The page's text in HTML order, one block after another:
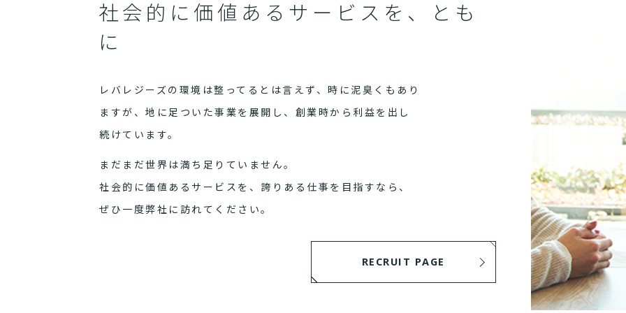
社会的に価値あるサービスを、とも
に
レバレジーズの環境は整ってるとは言えず、時に泥臭くもあり
ますが、地に足ついた事業を展開し、創業時から利益を出し
続けています。
まだまだ世界は満ち足りていません。
社会的に価値あるサービスを、誇りある仕事を目指すなら、
ぜひ一度弊社に訪れてください。
RECRUIT PAGE